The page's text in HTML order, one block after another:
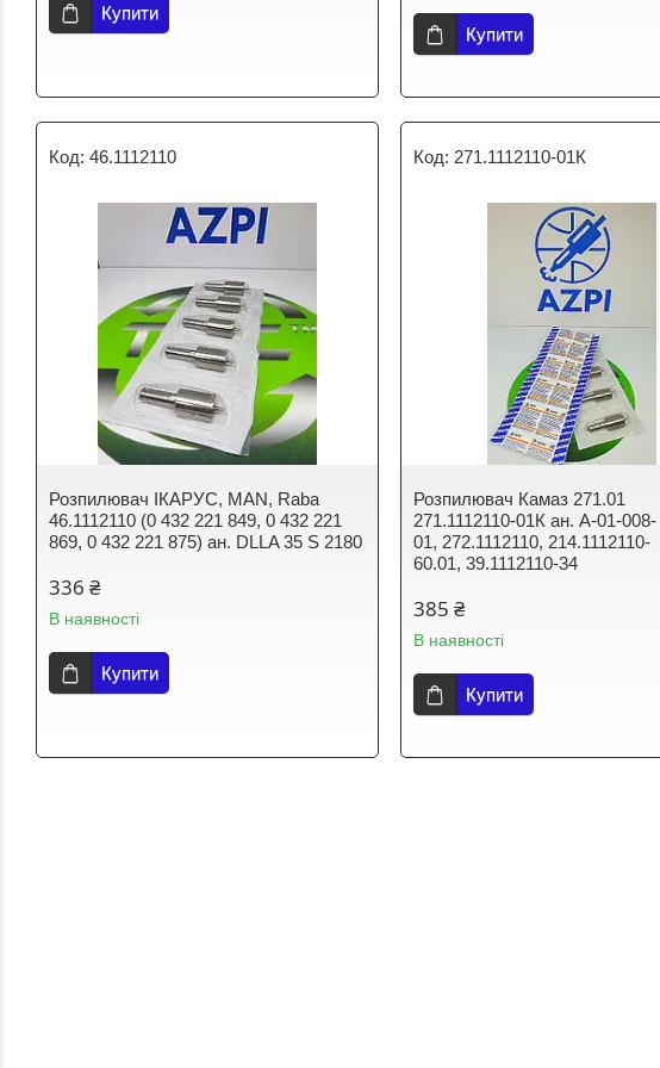
Купити
Купити
46.1112110
Розпилювач ІКАРУС, MAN, Raba
46.1112110 (0 432 221 849, 0 432 221
869, 0 432 221 875) ан. DLLA 35 S 2180
336 ₴
В наявності
Купити
271.1112110-01К
Розпилювач Камаз 271.01
271.1112110-01К ан. А-01-008-
01, 272.1112110, 214.1112110-
60.01, 39.1112110-34
385 ₴
В наявності
Купити